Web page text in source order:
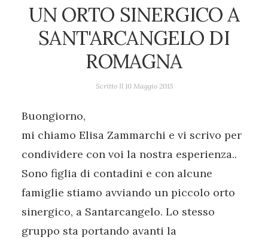
UN ORTO SINERGICO A
SANT'ARCANGELO DI
ROMAGNA
Scritto Il 10 Maggio 2015
Buongiorno,
mi chiamo Elisa Zammarchi e vi scrivo per
condividere con voi la nostra esperienza..
Sono figlia di contadini e con alcune
famiglie stiamo avviando un piccolo orto
sinergico, a Santarcangelo. Lo stesso
gruppo sta portando avanti la